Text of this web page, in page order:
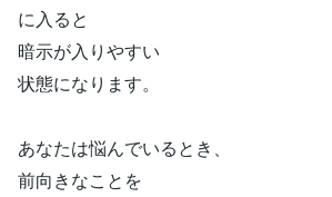
に入ると
暗示が入りやすい
状態になります。
あなたは悩んでいるとき、
前向きなことを